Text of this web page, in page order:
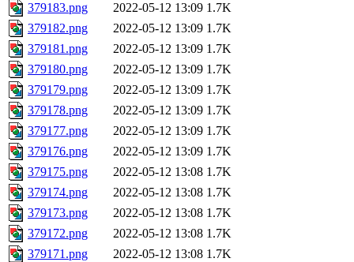
379183.png
2022-05-12 13:09 1.7K
379182.png
2022-05-12 13:09 1.7K
379181.png
2022-05-12 13:09 1.7K
379180.png
2022-05-12 13:09 1.7K
379179.png
2022-05-12 13:09 1.7K
379178.png
2022-05-12 13:09 1.7K
379177.png
2022-05-12 13:09 1.7K
379176.png
2022-05-12 13:09 1.7K
379175.png
2022-05-12 13:08 1.7K
379174.png
2022-05-12 13:08 1.7K
379173.png
2022-05-12 13:08 1.7K
379172.png
2022-05-12 13:08 1.7K
379171.png
2022-05-12 13:08 1.7K